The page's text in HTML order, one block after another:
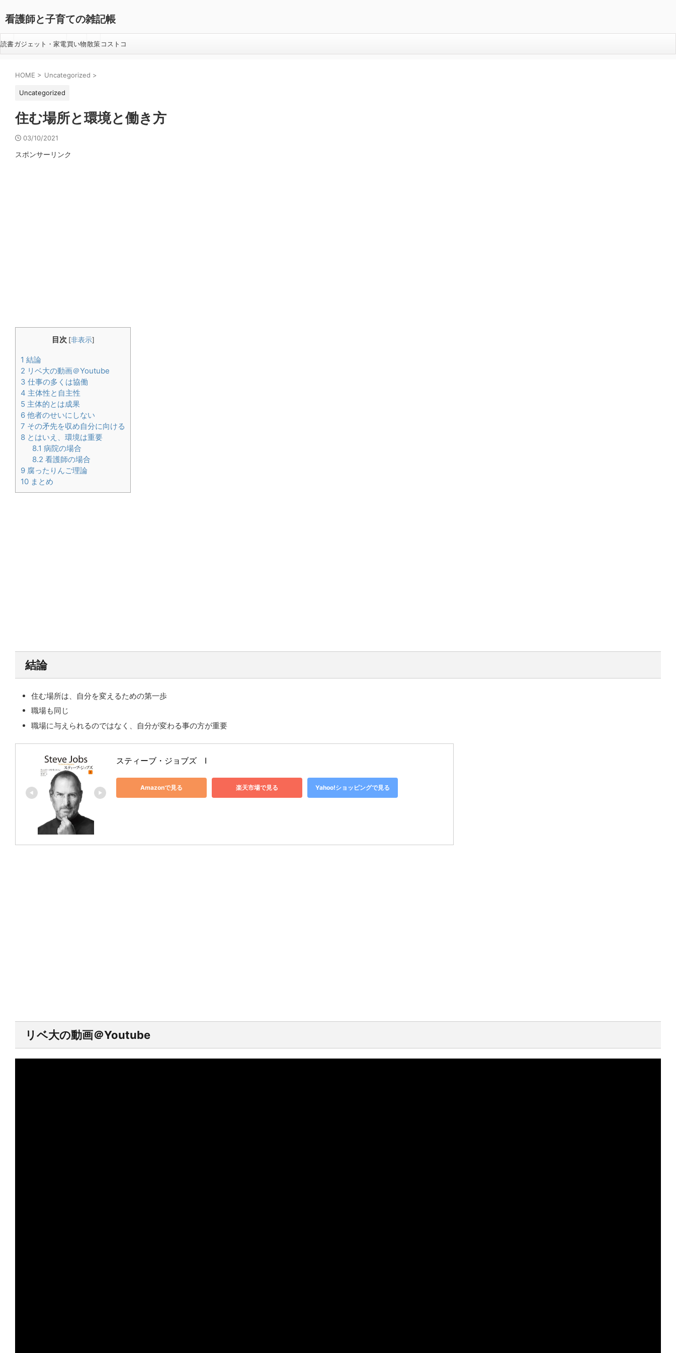
看護師と子育ての雑記帳
読書ガジェット・家電買い物散策コストコ
HOME > Uncategorized >
Uncategorized
住む場所と環境と働き方
03/10/2021
スポンサーリンク
目次 [非表示]
1 結論
2 リベ大の動画＠Youtube
3 仕事の多くは協働
4 主体性と自主性
5 主体的とは成果
6 他者のせいにしない
7 その矛先を収め自分に向ける
8 とはいえ、環境は重要
8.1 病院の場合
8.2 看護師の場合
9 腐ったりんご理論
10 まとめ
結論
住む場所は、自分を変えるための第一歩
職場も同じ
職場に与えられるのではなく、自分が変わる事の方が重要
スティーブ・ジョブズ　I
Amazonで見る 楽天市場で見る Yahoo!ショッピングで見る
リベ大の動画＠Youtube